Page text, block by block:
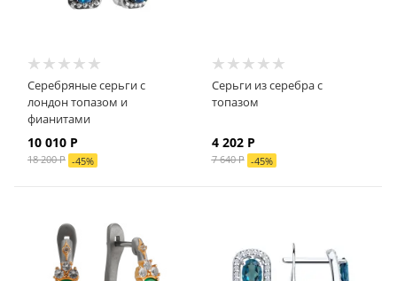
Серебряные серьги с
лондон топазом и
фианитами
10 010 Р
18 200Р -45%
Серьги из серебра с
топазом
4 202Р
7 640Р -45%